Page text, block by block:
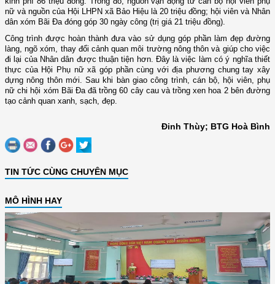
nữ và nguồn của Hội LHPN xã Bảo Hiệu là 20 triệu đồng; hội viên và Nhân
dân xóm Bãi Đa đóng góp 30 ngày công (trị giá 21 triệu đồng).
Công trình được hoàn thành đưa vào sử dụng góp phần làm đẹp đường
làng, ngõ xóm, thay đổi cảnh quan môi trường nông thôn và giúp cho việc
đi lại của Nhân dân được thuận tiện hơn. Đây là việc làm có ý nghĩa thiết
thực của Hội Phụ nữ xã góp phần cùng với địa phương chung tay xây
dựng nông thôn mới. Sau khi bàn giao công trình, cán bộ, hội viên, phụ
nữ chi hội xóm Bãi Đa đã trồng 60 cây cau và trồng xen hoa 2 bên đường
tạo cảnh quan xanh, sạch, đẹp.
Đinh Thùy; BTG Hoà Bình
TIN TỨC CÙNG CHUYÊN MỤC
MÔ HÌNH HAY